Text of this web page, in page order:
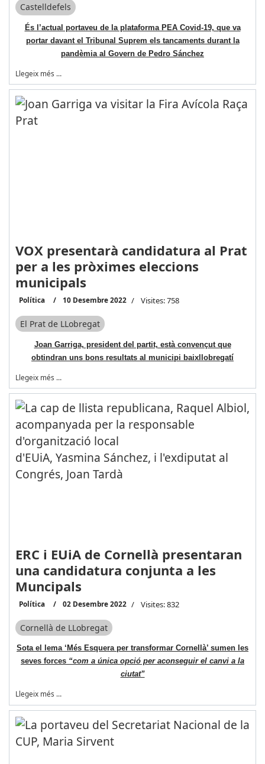
Castelldefels
És l’actual portaveu de la plataforma PEA Covid-19, que va
portar davant el Tribunal Suprem els tancaments durant la
pandèmia al Govern de Pedro Sánchez
Llegeix més …
VOX presentarà candidatura al Prat
per a les pròximes eleccions
municipals
Política 10 Desembre 2022 Visites: 758
El Prat de LLobregat
Joan Garriga, president del partit, està convençut que
obtindran uns bons resultats al municipi baixllobregatí
Llegeix més …
ERC i EUiA de Cornellà presentaran
una candidatura conjunta a les
Muncipals
Política 02 Desembre 2022 Visites: 832
Cornellà de LLobregat
Sota el lema ‘Més Esquera per transformar Cornellà’ sumen les
seves forces “com a única opció per aconseguir el canvi a la
ciutat”
Llegeix més …